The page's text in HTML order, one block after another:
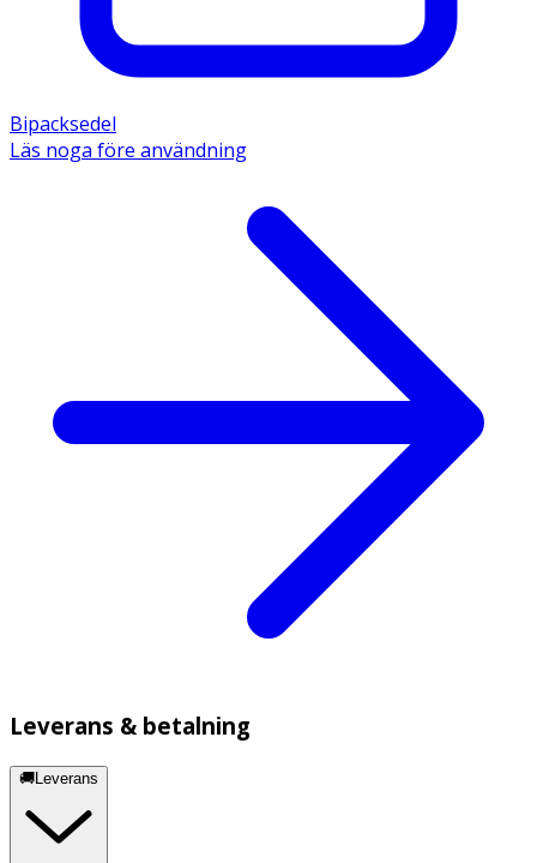
Bipacksedel
Läs noga före användning
Leverans & betalning
🚚Leverans